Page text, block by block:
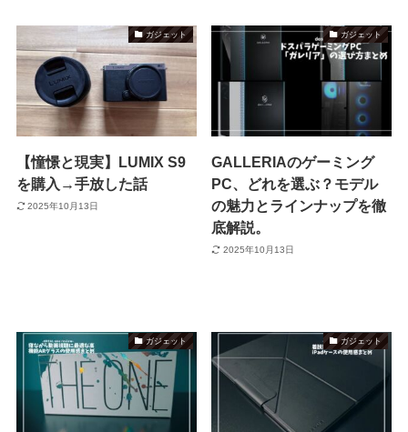
ガジェット
【憧憬と現実】LUMIX S9
を購入→手放した話
2025年10月13日
ガジェット
GALLERIAのゲーミング
PC、どれを選ぶ？モデル
の魅力とラインナップを徹
底解説。
2025年10月13日
ガジェット ガジェット